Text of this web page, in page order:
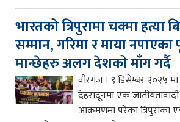
भारतको त्रिपुरामा चक्मा हत्या
सम्मान, गरिमा र माया नपाएका
मान्छेहरु अलग देशको माँग गर्दै
वीरगंज । ९ डिसेम्बर २०२५
देहरादूनमा एक
आक्रमणमा परेका त्रिपुराका